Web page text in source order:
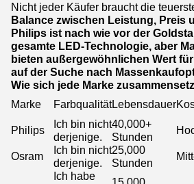
Nicht jeder Käufer braucht die
Balance zwischen Leistung, Preis
Philips ist nach wie vor der
gesamte LED-Technologie, aber
bieten außergewöhnlichen Wert
auf der Suche nach
Wie sich jede Marke
Marke
FarbqualitätLebensdauer
Philips
Ich bin nicht
derjenige.
40,000+
Stunden
Osram
Ich bin nicht
derjenige.
25,000
Stunden
Ich habe